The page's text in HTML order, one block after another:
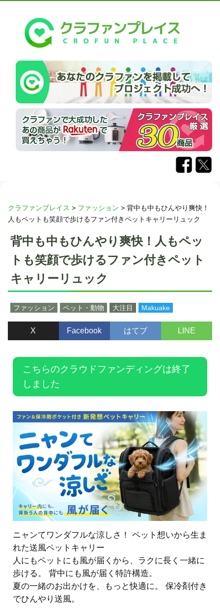
クラファンプレイス > ファッション > 背中も中もひんやり爽快！
人もペットも笑顔で歩けるファン付きペットキャリーリュック
背中も中もひんやり爽快！人もペッ
トも笑顔で歩けるファン付きペット
キャリーリュック
ファッション ペット・動物 大注目 Makuake
X Facebook はてブ LINE
こちらのクラウドファンディングは終了
しました
ニャンてワンダフルな涼しさ！ ペット想いから生ま
れた送風ペットキャリー
人にもペットにも風が届くから、ラクに長く一緒に
歩ける。 背中にも風が届く特許構造。
夏の一緒のお出かけを、もっと快適に。 保冷剤付き
でひんやり送風。